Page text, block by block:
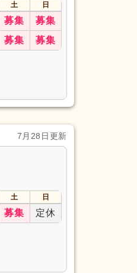
土 日
募集 募集
募集 募集
7月28日更新
土
日
募集 定休